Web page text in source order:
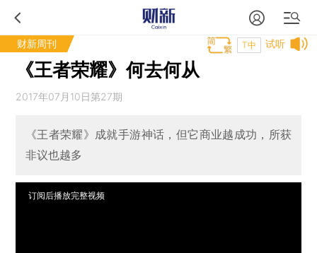
财新周刊 试听
T中
《王者荣耀》何去何从
2017年07月10日第27期
《王者荣耀》成就手游神话，但它商业越成功，所获
非议也越多
订阅后播放完整视频